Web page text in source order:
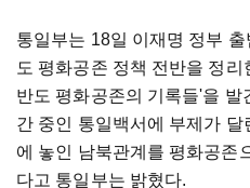
통일부는 18일 이재명 정부
도 평화공존 정책 전반을 정
반도 평화공존의 기록들'을
간 중인 통일백서에 부제가 달
에 놓인 남북관계를 평화공존
다고 통일부는 밝혔다.